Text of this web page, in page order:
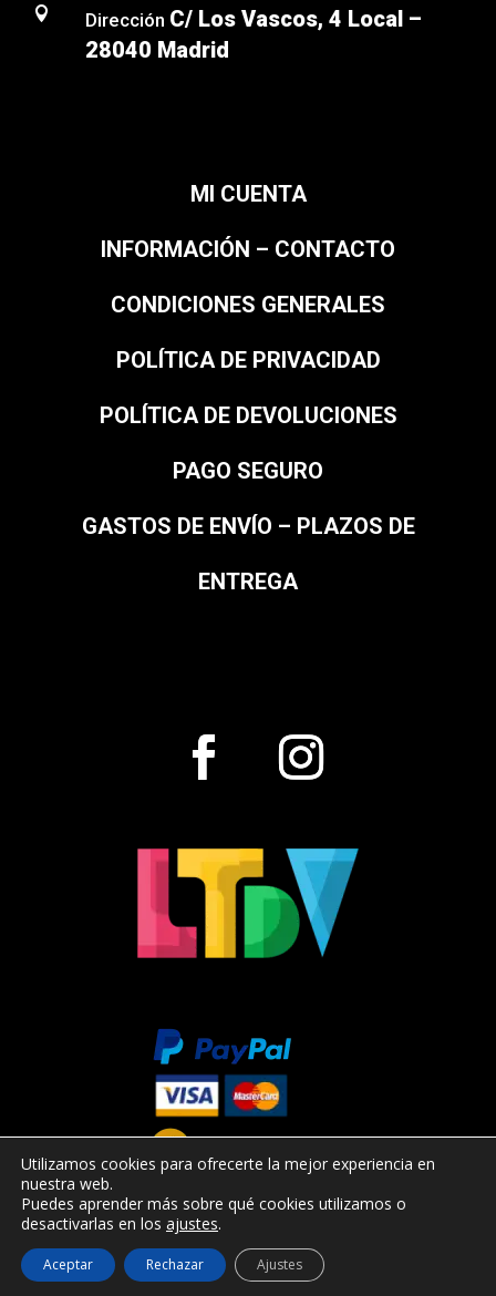
 Dirección C/ Los Vascos, 4 Local –
28040 Madrid
MI CUENTA
INFORMACIÓN – CONTACTO
CONDICIONES GENERALES
POLÍTICA DE PRIVACIDAD
POLÍTICA DE DEVOLUCIONES
PAGO SEGURO
GASTOS DE ENVÍO – PLAZOS DE
ENTREGA
Utilizamos cookies para ofrecerte la mejor experiencia en
nuestra web.
Puedes aprender más sobre qué cookies utilizamos o
desactivarlas en los ajustes.
Aceptar Rechazar Ajustes